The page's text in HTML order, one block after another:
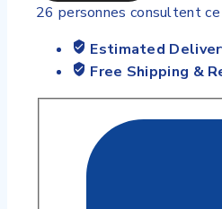
26 personnes consultent
Estimated
Free Shipping &